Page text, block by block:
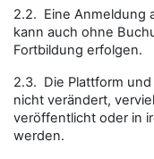
2.2. Eine Anmeldung
kann auch ohne
Fortbildung erfolgen.
2.3. Die Plattform
nicht verändert,
veröffentlicht oder in
werden.